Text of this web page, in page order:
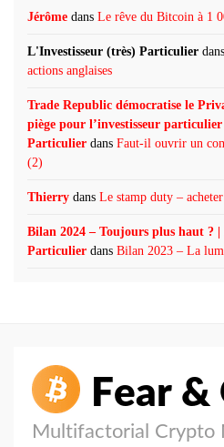
Jérôme dans Le rêve du Bitcoin à 1
L'Investisseur (très) Particulier dans
actions anglaises
Trade Republic démocratise le
piège pour l’investisseur
Particulier dans Faut-il ouvrir un
(2)
Thierry dans Le stamp duty –
Bilan 2024 – Toujours plus haut ?
Particulier dans Bilan 2023 – La